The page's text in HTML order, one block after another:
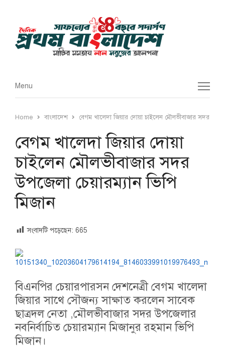
Menu
Menu
Home বাংলাদেশ বেগম খালেদা জিয়ার দোয়া চাইলেন মৌলভীবাজার সদর
বেগম খালেদা জিয়ার দোয়া
চাইলেন মৌলভীবাজার সদর
উপজেলা চেয়ারম্যান ভিপি
মিজান
সংবাদটি পড়েছেন: 665
বিএনপির চেয়ারপারসন দেশনেত্রী বেগম খালেদা
জিয়ার সাথে সৌজন্য সাক্ষাত করলেন সাবেক
ছাত্রদল নেতা ,মৌলভীবাজার সদর উপজেলার
নবনির্বাচিত চেয়ারম্যান মিজানুর রহমান ভিপি
মিজান।